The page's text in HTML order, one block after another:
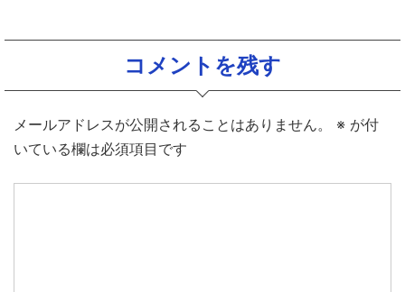
コメントを残す
メールアドレスが公開されることはありません。 ※ が付
いている欄は必須項目です